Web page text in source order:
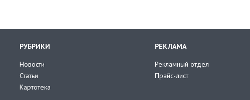
РУБРИКИ
Новости
Статьи
Картотека
РЕКЛАМА
Рекламный отдел
Прайс-лист